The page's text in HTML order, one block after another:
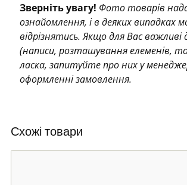
Зверніть увагу! Фото товарів
ознайомлення, і в деяких випадках
відрізнятись. Якщо для Вас важливі
(написи, розташування елеменів,
ласка, запитуйте про них у
оформленні замовлення.
Схожі товари